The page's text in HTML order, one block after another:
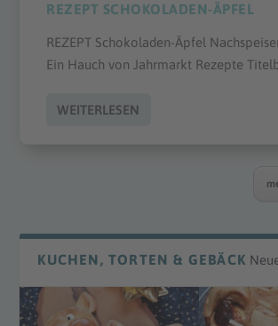
REZEPT SCHOKOLADEN-ÄPFEL
REZEPT Schokoladen-Äpfel
Ein Hauch von Jahrmarkt Rezepte
WEITERLESEN
KUCHEN, TORTEN & GEBÄCK